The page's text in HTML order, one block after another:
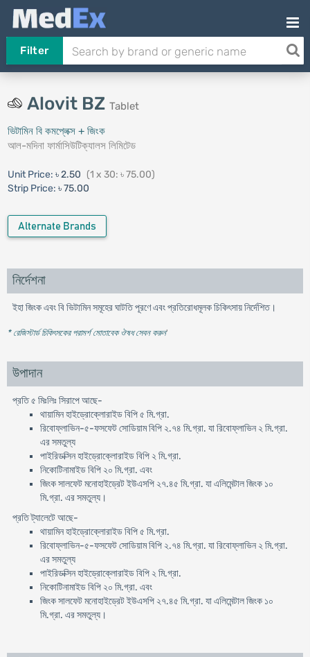
Filter
Alovit BZ Tablet
ভিটামিন বি কমপ্লেক্স + জিংক
আল-মদিনা ফার্মাসিউটিক্যালস লিমিটেড
Unit Price: ৳ 2.50 (1 x 30: ৳ 75.00)
Strip Price: ৳ 75.00
Alternate Brands
নির্দেশনা
ইহা জিংক এবং বি ভিটামিন সমূহের ঘাটতি পূরণে এবং প্রতিরোধমূলক চিকিৎসায় নির্দেশিত।
* রেজিস্টার্ড চিকিৎসকের পরামর্শ মোতাবেক ঔষধ সেবন করুন'
উপাদান
প্রতি ৫ মিঃলিঃ সিরাপে আছে-
থায়ামিন হাইড্রোক্লোরাইড বিপি ৫ মি.গ্রা.
রিবোফ্লাভিন-৫-ফসফেট সোডিয়াম বিপি ২.৭৪ মি.গ্রা. যা রিবোফ্লাভিন ২ মি.গ্রা.
এর সমতুল্য
পাইরিডক্সিন হাইড্রোক্লোরাইড বিপি ২ মি.গ্রা.
নিকোটিনামাইড বিপি ২০ মি.গ্রা. এবং
জিংক সালফেট মনোহাইড্রেট ইউএসপি ২৭.৪৫ মি.গ্রা. যা এলিমেন্টাল জিংক ১০
মি.গ্রা. এর সমতুল্য।
প্রতি ট্যালেটে আছে-
থায়ামিন হাইড্রোক্লোরাইড বিপি ৫ মি.গ্রা.
রিবোফ্লাভিন-৫-ফসফেট সোডিয়াম বিপি ২.৭৪ মি.গ্রা. যা রিবোফ্লাভিন ২ মি.গ্রা.
এর সমতুল্য
পাইরিডক্সিন হাইড্রোক্লোরাইড বিপি ২ মি.গ্রা.
নিকোটিনামাইড বিপি ২০ মি.গ্রা. এবং
জিংক সালফেট মনোহাইড্রেট ইউএসপি ২৭.৪৫ মি.গ্রা. যা এলিমেন্টাল জিংক ১০
মি.গ্রা. এর সমতুল্য।